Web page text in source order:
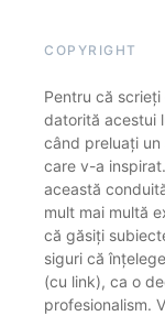
COPYRIGHT
Pentru că
datorită acestui
când preluați
care v-a
această
mult mai multă
că găsiți
siguri că
(cu link), ca o
profesionalism.